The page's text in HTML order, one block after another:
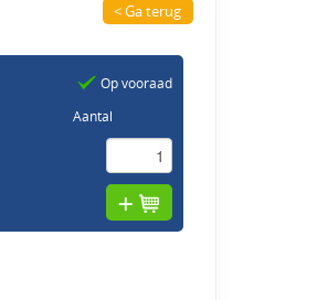
< Ga terug
Op vooraad
Aantal